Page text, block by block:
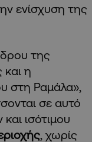
ενίσχυση της
της
η
στη Ραμάλα»,
σε αυτό
ισότιμου
, χωρίς